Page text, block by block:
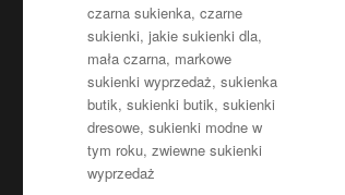
Tagi
czarna sukienka,czarne
sukienki,jakie sukienki dla,
mała czarna, markowe
sukienki wyprzedaż,sukienka
butik,sukienki butik,sukienki
dresowe,sukienki modne w
tym roku,zwiewne sukienki
wyprzedaż